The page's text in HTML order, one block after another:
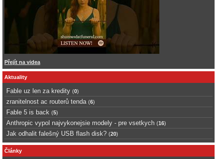
Přejít na videa
Aktuality
Fable uz len za kredity (0)
zranitelnost ac routerů tenda (6)
Fable 5 is back (5)
Anthropic vypol najvykonejsie modely - pre vsetkych (16)
Jak odhalit falešný USB flash disk? (20)
Články